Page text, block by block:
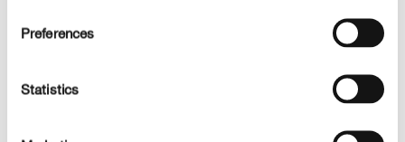
Preferences
Statistics